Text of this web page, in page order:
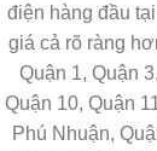
điện hàng đầu
giá cả rõ ràng
Quận 1, Quận
Quận 10, Quận
Phú Nhuận,